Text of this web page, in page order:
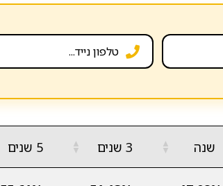
שנה ▲
▼ 3 שנים ▲
▼ 5 שנים